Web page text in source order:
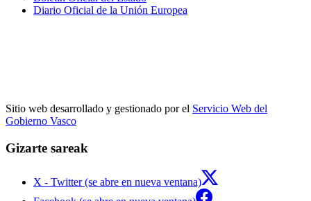
Diario Oficial de la Unión Europea
Sitio web desarrollado y gestionado por el Servicio Web del
Gobierno Vasco
Gizarte sareak
X - Twitter (se abre en nueva ventana)